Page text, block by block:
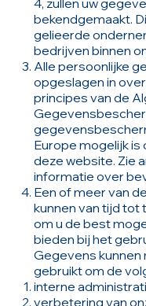
4, zullen uw
bekendgemaakt.
gelieerde
bedrijven binnen
Alle persoonlijke
opgeslagen in
principes van de
Europe mogelijk
deze website. Zie
informatie over
Een of meer van
kunnen van tijd tot
om u de best
bieden bij het
Gegevens kunnen
gebruikt om de
interne
verbetering van